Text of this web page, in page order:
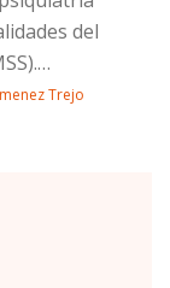
del
Psiquiatría.
Trejo